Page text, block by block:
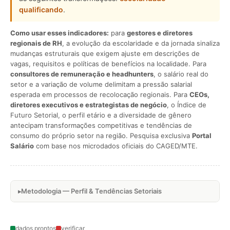
qualificando.
Como usar esses indicadores: para gestores e diretores
regionais de RH, a evolução da escolaridade e da jornada sinaliza
mudanças estruturais que exigem ajuste em descrições de
vagas, requisitos e políticas de benefícios na localidade. Para
consultores de remuneração e headhunters, o salário real do
setor e a variação de volume delimitam a pressão salarial
esperada em processos de recolocação regionais. Para CEOs,
diretores executivos e estrategistas de negócio, o Índice de
Futuro Setorial, o perfil etário e a diversidade de gênero
antecipam transformações competitivas e tendências de
consumo do próprio setor na região. Pesquisa exclusiva Portal
Salário com base nos microdados oficiais do CAGED/MTE.
Metodologia — Perfil & Tendências Setoriais
dados prontos verificar